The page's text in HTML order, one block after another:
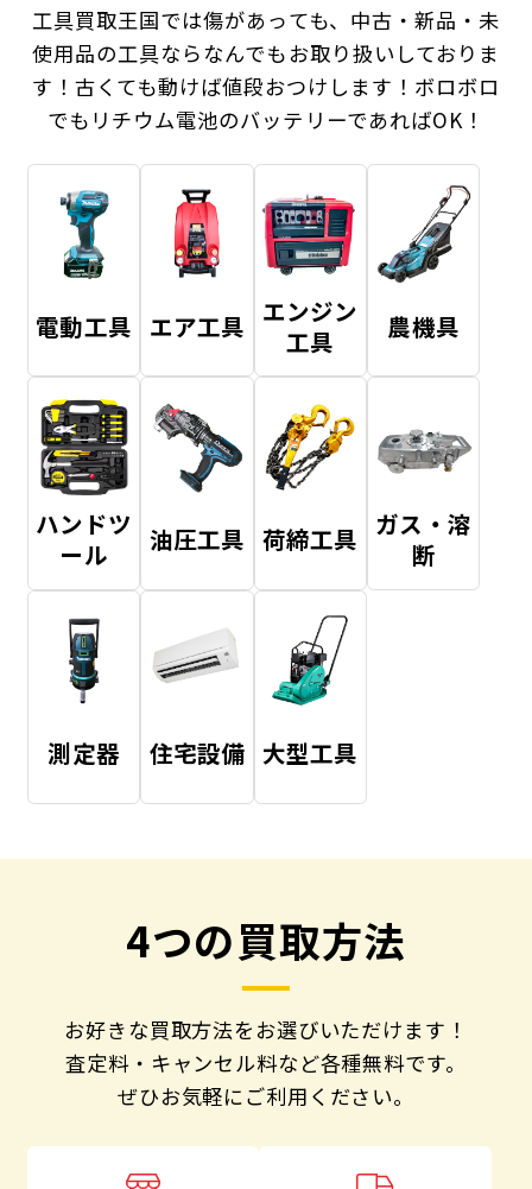
工具買取王国では傷があっても、中古・新品・未
使用品の工具ならなんでもお取り扱いしておりま
す！ 古くても動けば値段おつけします！ボロボロ
でもリチウム電池のバッテリーであればOK！
電動工具 エア工具 エンジン
工具
農機具
ハンドツ
ール
油圧工具 荷締工具 ガス・溶
断
測定器 住宅設備 大型工具
4つの買取方法
お好きな買取方法をお選びいただけます！
査定料・キャンセル料など各種無料です。
ぜひお気軽にご利用ください。